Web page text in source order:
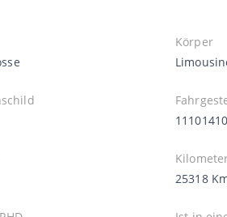
Körper
25318